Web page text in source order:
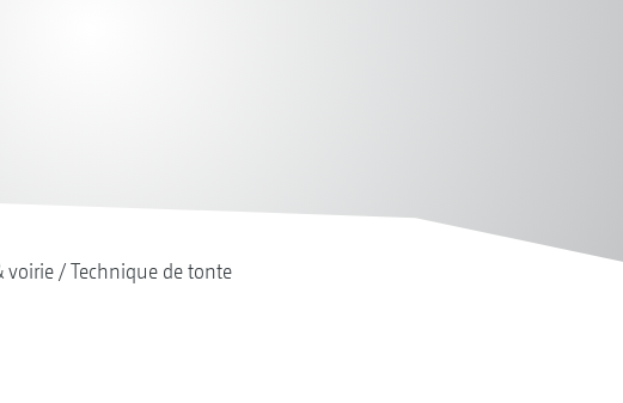
voirie Technique de tonte